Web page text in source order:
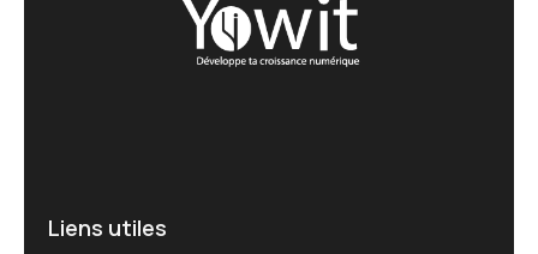
Liens utiles